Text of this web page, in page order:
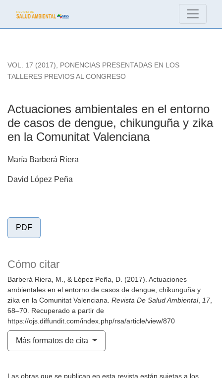
Actuaciones ambientales en el entorno de casos de
VOL. 17 (2017), PONENCIAS PRESENTADAS EN LOS
TALLERES PREVIOS AL CONGRESO
Actuaciones ambientales en el entorno
de casos de dengue, chikunguña y zika
en la Comunitat Valenciana
María Barberá Riera
David López Peña
PDF
Cómo citar
Barberá Riera, M., & López Peña, D. (2017). Actuaciones
ambientales en el entorno de casos de dengue, chikunguña y
zika en la Comunitat Valenciana. Revista De Salud Ambiental, 17,
68–70. Recuperado a partir de
https://ojs.diffundit.com/index.php/rsa/article/view/870
Más formatos de cita
Las obras que se publican en esta revista están sujetas a los